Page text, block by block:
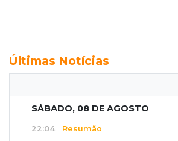
Últimas Notícias
SÁBADO, 08 DE AGOSTO
22:04 Resumão